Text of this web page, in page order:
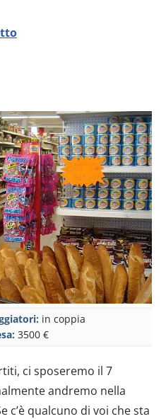
in coppia
3500 €
ci sposeremo il 7
andremo nella
c’è qualcuno di voi che sta